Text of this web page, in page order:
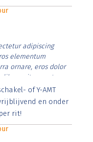
adipiscing
elementum
ornare, eros dolor
libero vitae erat.
id rutrum lorem
posuere.
of Y-AMT
en onder
rit!